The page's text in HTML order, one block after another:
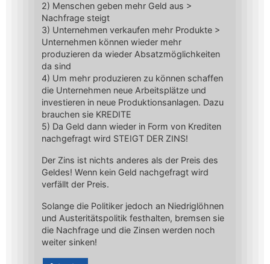
2) Menschen geben mehr Geld aus >
Nachfrage steigt
3) Unternehmen verkaufen mehr Produkte >
Unternehmen können wieder mehr
produzieren da wieder Absatzmöglichkeiten
da sind
4) Um mehr produzieren zu können schaffen
die Unternehmen neue Arbeitsplätze und
investieren in neue Produktionsanlagen. Dazu
brauchen sie KREDITE
5) Da Geld dann wieder in Form von Krediten
nachgefragt wird STEIGT DER ZINS!
Der Zins ist nichts anderes als der Preis des
Geldes! Wenn kein Geld nachgefragt wird
verfällt der Preis.
Solange die Politiker jedoch an Niedriglöhnen
und Austeritätspolitik festhalten, bremsen sie
die Nachfrage und die Zinsen werden noch
weiter sinken!